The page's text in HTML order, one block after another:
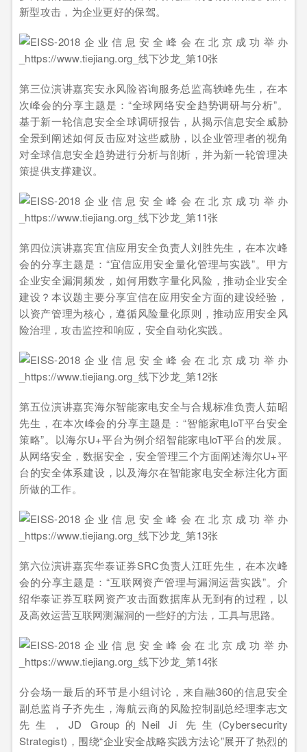
新型攻击，为企业更好的保驾。
第三位演讲嘉宾安永风险咨询服务总监高轶峰先生，在本
次峰会的分享主题是：“全球网络安全趋势调研与分析”。
基于新一轮信息安全全球调研报告，从揭示信息安全威胁
全景到阐述如何反击应对这些威胁，以企业管理者的视角
对全球信息安全趋势进行分析与剖析，并为新一轮管理决
策提供支撑建议。
第四位演讲嘉宾宜信应用安全负责人刘胜先生，在本次峰
会的分享主题是：“宜信应用安全量化管理与实践”。甲方
企业安全漏洞频发，如何用数字量化风险，推动企业安全
建设？本议题主要分享宜信在应用安全方面的建设经验，
以资产管理为核心，遵循风险量化原则，推动应用安全风
险治理，攻击监控和响应，安全自动化实践。
第五位演讲嘉宾海尔智能家电安全与合规标准负责人茹昭
先生，在本次峰会的分享主题是：“智能家电loT平台安全
策略”。以海尔U+平台为例介绍智能家电loT平台的发展。
从网络安全，数据安全，安全管理三个方面阐述海尔U+平
台的安全体系建设，以及海尔在智能家电安全标注化方面
所做的工作。
第六位演讲嘉宾华泰证券SRC负责人江旺先生，在本次峰
会的分享主题是：“互联网资产管理与漏洞运营实践”。介
绍华泰证券互联网资产攻击面数据库从无到有的过程，以
及高效运营互联网测漏洞的一些好的方法，工具与思路。
分会场一最后的环节是小组讨论，来自融360的信息安全
副总监肖子齐先生，海航云商的风险控制副总经理李志文
先生，JD Group的Neil Ji 先生(Cybersecurity
Strategist)，围绕“企业安全战略实践方法论”展开了热烈的